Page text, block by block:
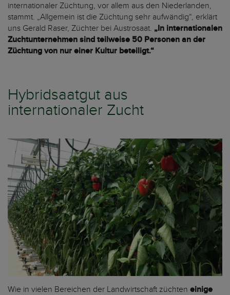
internationaler Züchtung, vor allem aus den Niederlanden,
stammt. „Allgemein ist die Züchtung sehr aufwändig“, erklärt
uns Gerald Raser, Züchter bei Austrosaat. „In internationalen
Zuchtunternehmen sind teilweise 50 Personen an der
Züchtung von nur einer Kultur beteiligt.“
Hybridsaatgut aus
internationaler Zucht
Wie in vielen Bereichen der Landwirtschaft züchten einige